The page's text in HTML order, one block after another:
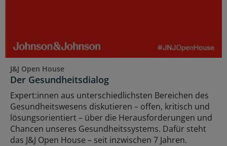
J&J Open House
Der Gesundheitsdialog
Expert:innen aus unterschiedlichsten Bereichen des
Gesundheitswesens diskutieren – offen, kritisch und
lösungsorientiert – über die Herausforderungen und
Chancen unseres Gesundheitssystems. Dafür steht
das J&J Open House – seit inzwischen 7 Jahren.